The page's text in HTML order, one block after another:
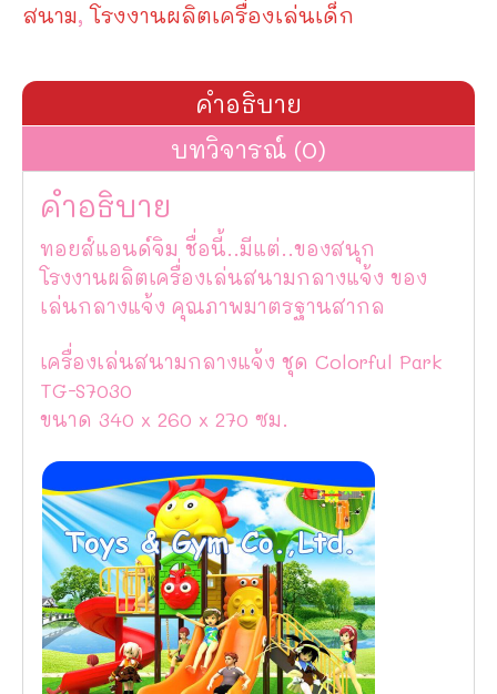
สนาม,โรงงานผลิตเครื่องเล่นเด็ก
คำอธิบาย
บทวิจารณ์ (0)
คำอธิบาย
ทอยส์แอนด์จิม ชื่อนี้..มีแต่..ของสนุก
โรงงานผลิตเครื่องเล่นสนามกลางแจ้ง ของ
เล่นกลางแจ้ง คุณภาพมาตรฐานสากล
เครื่องเล่นสนามกลางแจ้ง ชุด Colorful Park
TG-S7030
ขนาด 340 x 260 x 270 ซม.